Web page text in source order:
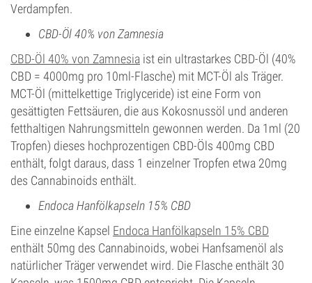
Verdampfen.
CBD-Öl 40% von Zamnesia
CBD-Öl 40% von Zamnesia ist ein ultrastarkes CBD-Öl (40%
CBD = 4000mg pro 10ml-Flasche) mit MCT-Öl als Träger.
MCT-Öl (mittelkettige Triglyceride) ist eine Form von
gesättigten Fettsäuren, die aus Kokosnussöl und anderen
fetthaltigen Nahrungsmitteln gewonnen werden. Da 1ml (20
Tropfen) dieses hochprozentigen CBD-Öls 400mg CBD
enthält, folgt daraus, dass 1 einzelner Tropfen etwa 20mg
des Cannabinoids enthält.
Endoca Hanfölkapseln 15% CBD
Eine einzelne Kapsel Endoca Hanfölkapseln 15% CBD
enthält 50mg des Cannabinoids, wobei Hanfsamenöl als
natürlicher Träger verwendet wird. Die Flasche enthält 30